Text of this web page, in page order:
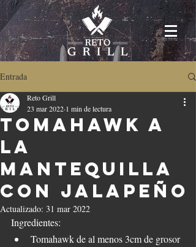
Entrada
Tomahawk a
la
mantequilla
con jalapeño
Reto Grill
23 mar 2022 1 min de lectura
Actualizado: 31 mar 2022
Ingredientes:
Tomahawk de al menos 3cm de grosor